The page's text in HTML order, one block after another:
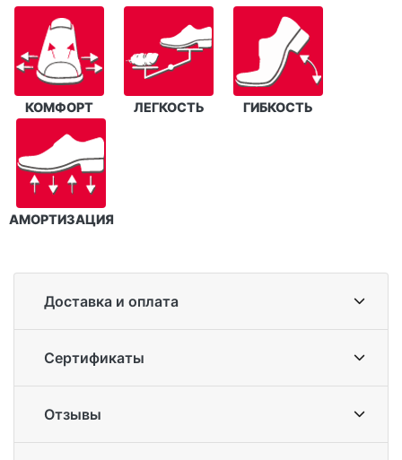
КОМФОРТ ЛЕГКОСТЬ ГИБКОСТЬ
АМОРТИЗАЦИЯ
Доставка и оплата
Сертификаты
Отзывы